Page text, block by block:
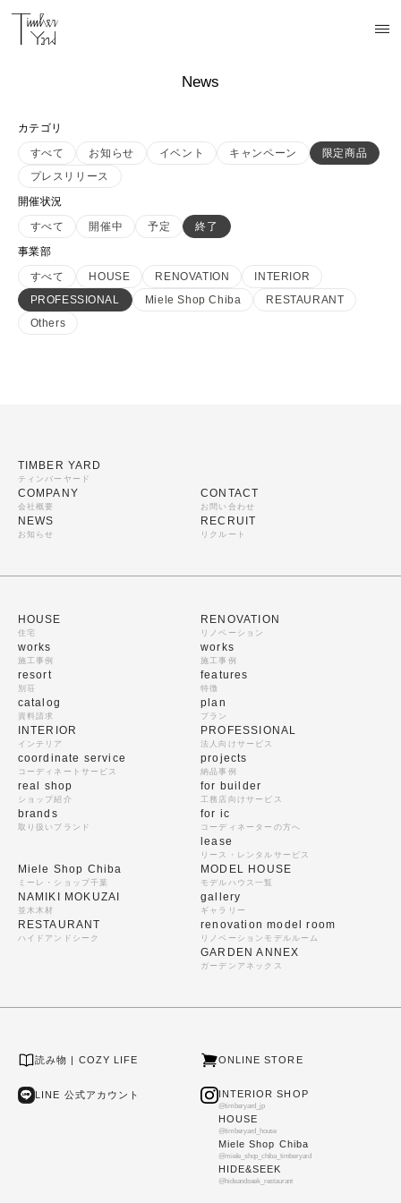
News
カテゴリ
すべて
お知らせ イベント キャンペーン
限定商品
プレスリリース
開催状況
すべて
開催中 予定
終了
事業部
すべて
HOUSE RENOVATION
INTERIOR
PROFESSIONAL
Miele Shop Chiba
RESTAURANT
Others
TIMBER YARD
ティンバーヤード
COMPANY
会社概要
NEWS
お知らせ
CONTACT
お問い合わせ
RECRUIT
リクルート
HOUSE
住宅
works
施工事例
resort
別荘
catalog
資料請求
RENOVATION
リノベーション
works
施工事例
features
特徴
plan
プラン
INTERIOR
インテリア
coordinate service
コーディネートサービス
real shop
ショップ紹介
brands
取り扱いブランド
PROFESSIONAL
法人向けサービス
projects
納品事例
for builder
工務店向けサービス
for ic
コーディネーターの方へ
lease
リース・レンタルサービス
Miele Shop Chiba
ミーレ・ショップ千葉
NAMIKI MOKUZAI
並木木材
RESTAURANT
ハイドアンドシーク
MODEL HOUSE
モデルハウス一覧
gallery
ギャラリー
renovation model room
リノベーションモデルルーム
GARDEN ANNEX
ガーデンアネックス
読み物 | COZY LIFE ONLINE STORE
LINE 公式アカウント INTERIOR SHOP
@timberyard_jp
HOUSE
@timberyard_house
Miele Shop Chiba
@miele_shop_chiba_timberyard
HIDE&SEEK
@hideandseek_restaurant